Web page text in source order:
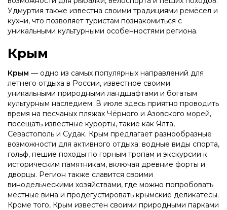
Удмуртия также известна своими традициями ремёсел и
кухни, что позволяет туристам познакомиться с
уникальными культурными особенностями региона.
Крым
Крым — одно из самых популярных направлений для
летнего отдыха в России, известное своими
уникальными природными ландшафтами и богатым
культурным наследием. В июле здесь приятно проводить
время на песчаных пляжах Чёрного и Азовского морей,
посещать известные курорты, такие как Ялта,
Севастополь и Судак. Крым предлагает разнообразные
возможности для активного отдыха: водные виды спорта,
гольф, пешие походы по горным тропам и экскурсии к
историческим памятникам, включая древние форты и
дворцы. Регион также славится своими
винодельческими хозяйствами, где можно попробовать
местные вина и продегустировать крымские деликатесы.
Кроме того, Крым известен своими природными парками